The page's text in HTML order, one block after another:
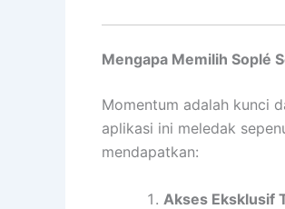
Mengapa Memilih Soplé
Momentum adalah kunci
aplikasi ini meledak
mendapatkan:
Akses Eksklusif